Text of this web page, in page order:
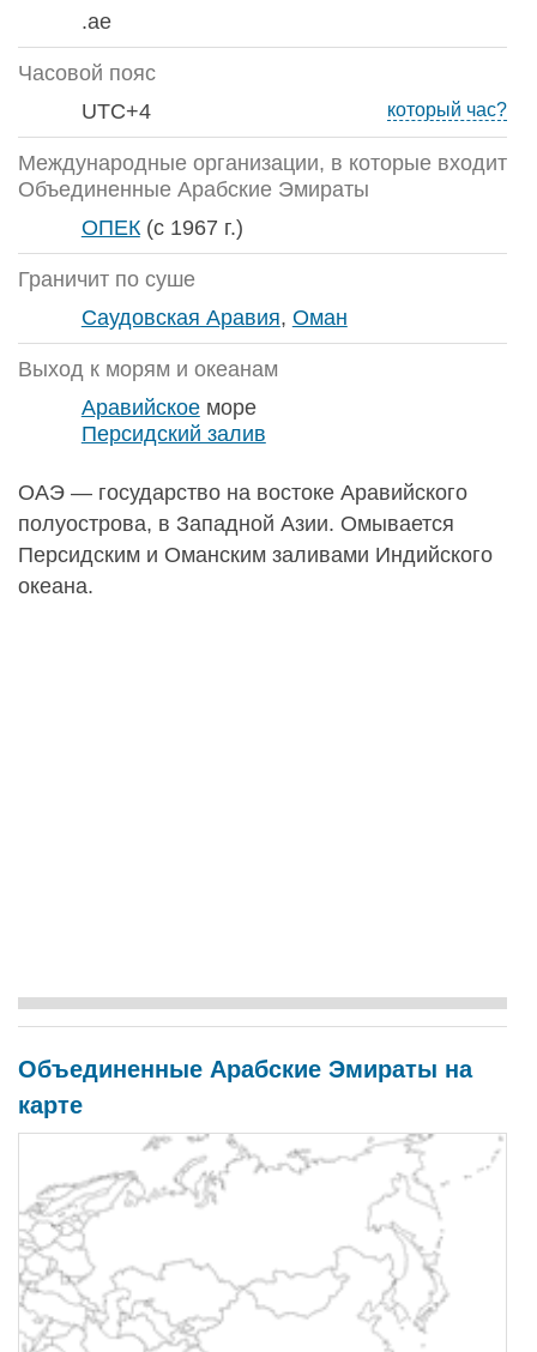
.ae
Часовой пояс
который час?
UTC+4
Международные организации, в которые входит
Объединенные Арабские Эмираты
ОПЕК(с 1967 г.)
Граничит по суше
Саудовская Аравия, Оман
Выход к морям и океанам
Аравийскоеморе
Персидский залив
ОАЭ — государство на востоке Аравийского
полуострова, в Западной Азии. Омывается
Персидским и Оманским заливами Индийского
океана.
Объединенные Арабские Эмираты на
карте